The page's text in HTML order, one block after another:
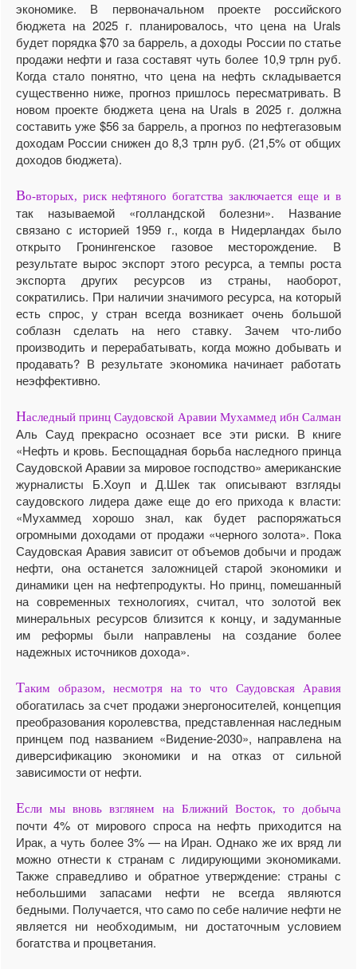
экономике. В первоначальном проекте российского
бюджета на 2025 г. планировалось, что цена на Urals
будет порядка $70 за баррель, а доходы России по статье
продажи нефти и газа составят чуть более 10,9 трлн руб.
Когда стало понятно, что цена на нефть складывается
существенно ниже, прогноз пришлось пересматривать. В
новом проекте бюджета цена на Urals в 2025 г. должна
составить уже $56 за баррель, а прогноз по нефтегазовым
доходам России снижен до 8,3 трлн руб. (21,5% от общих
доходов бюджета).
Во-вторых, риск нефтяного богатства заключается еще и в
так называемой «голландской болезни». Название
связано с историей 1959 г., когда в Нидерландах было
открыто Гронингенское газовое месторождение. В
результате вырос экспорт этого ресурса, а темпы роста
экспорта других ресурсов из страны, наоборот,
сократились. При наличии значимого ресурса, на который
есть спрос, у стран всегда возникает очень большой
соблазн сделать на него ставку. Зачем что-либо
производить и перерабатывать, когда можно добывать и
продавать? В результате экономика начинает работать
неэффективно.
Наследный принц Саудовской Аравии Мухаммед ибн Салман
Аль Сауд прекрасно осознает все эти риски. В книге
«Нефть и кровь. Беспощадная борьба наследного принца
Саудовской Аравии за мировое господство» американские
журналисты Б.Хоуп и Д.Шек так описывают взгляды
саудовского лидера даже еще до его прихода к власти:
«Мухаммед хорошо знал, как будет распоряжаться
огромными доходами от продажи «черного золота». Пока
Саудовская Аравия зависит от объемов добычи и продаж
нефти, она останется заложницей старой экономики и
динамики цен на нефтепродукты. Но принц, помешанный
на современных технологиях, считал, что золотой век
минеральных ресурсов близится к концу, и задуманные
им реформы были направлены на создание более
надежных источников дохода».
Таким образом, несмотря на то что Саудовская Аравия
обогатилась за счет продажи энергоносителей, концепция
преобразования королевства, представленная наследным
принцем под названием «Видение-2030», направлена на
диверсификацию экономики и на отказ от сильной
зависимости от нефти.
Если мы вновь взглянем на Ближний Восток, то добыча
почти 4% от мирового спроса на нефть приходится на
Ирак, а чуть более 3% — на Иран. Однако же их вряд ли
можно отнести к странам с лидирующими экономиками.
Также справедливо и обратное утверждение: страны с
небольшими запасами нефти не всегда являются
бедными. Получается, что само по себе наличие нефти не
является ни необходимым, ни достаточным условием
богатства и процветания.